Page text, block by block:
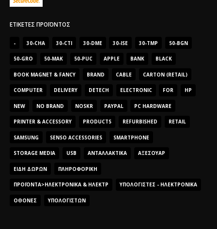
ΕΤΙΚΈΤΕΣ ΠΡΟΪΌΝΤΟΣ
- 30-CHA 30-CTI 30-DME 30-ISE 30-TMP 50-BGN
50-GRO 50-MAK 50-PUC APPLE BANK BLACK
BOOK MAGNET & FANCY BRAND CABLE CARTON (RETAIL)
COMPUTER DELIVERY DETECH ELECTRONIC FOR HP
NEW NO BRAND NOSKR PAYPAL PC HARDWARE
PRINTER & ACCESSORY PRODUCTS REFURBISHED RETAIL
SAMSUNG SENSO ACCESSORIES SMARTPHONE
STORAGE MEDIA USB ΑΝΤΑΛΛΑΚΤΙΚΆ ΑΞΕΣΟΥΆΡ
ΕΊΔΗ ΔΏΡΩΝ ΠΛΗΡΟΦΟΡΙΚΉ
ΠΡΟΪΌΝΤΑ>ΗΛΕΚΤΡΟΝΙΚΆ & ΗΛΕΚΤΡ ΥΠΟΛΟΓΙΣΤΈΣ - ΗΛΕΚΤΡΟΝΙΚΆ
ΟΘΌΝΕΣ ΥΠΟΛΟΓΙΣΤΏΝ